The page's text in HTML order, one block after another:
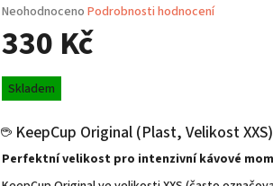
Průměrné
produktu
0,0
z
hvězdiček.
Neohodnoceno Podrobnosti hodnocení
330 Kč
Měrná
cena:
Skladem
☕ KeepCup Original (Plast, Velikost XXS)
Perfektní velikost pro intenzivní kávové